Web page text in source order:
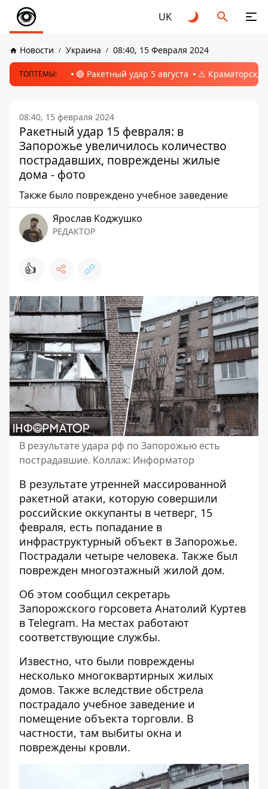
UK
Новости Украина 08:40, 15 Февраля 2024
ТОПТЕМЫ: 🔴 Ракетный удар 5 августа ⚠️ Краматорск,
08:40, 15 февраля 2024
Ракетный удар 15 февраля: в
Запорожье увеличилось количество
пострадавших, повреждены жилые
дома - фото
Также было повреждено учебное заведение
Ярослав Коджушко
РЕДАКТОР
👍
В результате удара рф по Запорожью есть
пострадавшие. Коллаж: Информатор
В результате утренней массированной
ракетной атаки, которую совершили
российские оккупанты в четверг, 15
февраля, есть попадание в
инфраструктурный объект в Запорожье.
Пострадали четыре человека. Также был
поврежден многоэтажный жилой дом.
Об этом сообщил секретарь
Запорожского горсовета Анатолий Куртев
в Telegram. На местах работают
соответствующие службы.
Известно, что были повреждены
несколько многоквартирных жилых
домов. Также вследствие обстрела
пострадало учебное заведение и
помещение объекта торговли. В
частности, там выбиты окна и
повреждены кровли.